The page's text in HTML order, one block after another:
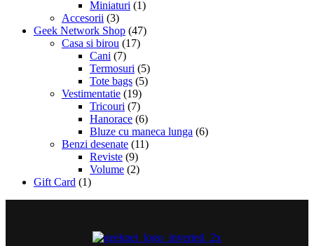
Miniaturi (1)
Accesorii (3)
Geek Network Shop (47)
Casa si birou (17)
Cani (7)
Termosuri (5)
Tote bags (5)
Vestimentatie (19)
Tricouri (7)
Hanorace (6)
Bluze cu maneca lunga (6)
Benzi desenate (11)
Reviste (9)
Volume (2)
Gift Card (1)